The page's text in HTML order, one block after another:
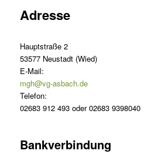
Adresse
Hauptstraße 2
53577 Neustadt (Wied)
E-Mail:
mgh@vg-asbach.de
Telefon:
02683 912 493 oder 02683 9398040
Bankverbindung